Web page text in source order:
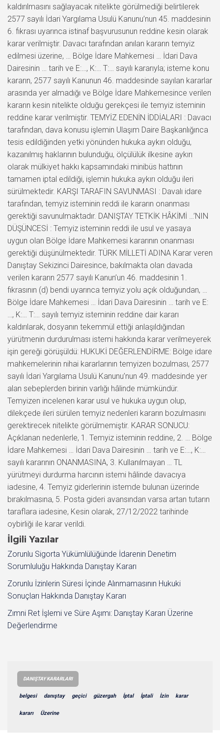
kaldırılmasını sağlayacak nitelikte görülmediği belirtilerek
2577 sayılı İdari Yargılama Usulü Kanunu’nun 45. maddesinin
6. fıkrası uyarınca istinaf başvurusunun reddine kesin olarak
karar verilmiştir. Davacı tarafından anılan kararın temyiz
edilmesi üzerine, … Bölge İdare Mahkemesi … İdari Dava
Dairesinin … tarih ve E:…, K:… T:… sayılı kararıyla; isteme konu
kararın, 2577 sayılı Kanunun 46. maddesinde sayılan kararlar
arasında yer almadığı ve Bölge İdare Mahkemesince verilen
kararın kesin nitelikte olduğu gerekçesi ile temyiz isteminin
reddine karar verilmiştir. TEMYİZ EDENİN İDDİALARI : Davacı
tarafından, dava konusu işlemin Ulaşım Daire Başkanlığınca
tesis edildiğinden yetki yönünden hukuka aykırı olduğu,
kazanılmış haklarının bulunduğu, ölçülülük ilkesine aykırı
olarak mülkiyet hakkı kapsamındaki minibüs hattının
tamamen iptal edildiği, işlemin hukuka aykırı olduğu ileri
sürülmektedir. KARŞI TARAFIN SAVUNMASI : Davalı idare
tarafından, temyiz isteminin reddi ile kararın onanması
gerektiği savunulmaktadır. DANIŞTAY TETKİK HÂKİMİ …’NIN
DÜŞÜNCESİ : Temyiz isteminin reddi ile usul ve yasaya
uygun olan Bölge İdare Mahkemesi kararının onanması
gerektiği düşünülmektedir. TÜRK MİLLETİ ADINA Karar veren
Danıştay Sekizinci Dairesince, bakılmakta olan davada
verilen kararın 2577 sayılı Kanun’un 46. maddesinin 1.
fıkrasının (d) bendi uyarınca temyiz yolu açık olduğundan, …
Bölge İdare Mahkemesi … İdari Dava Dairesinin … tarih ve E:
…, K:… T:… sayılı temyiz isteminin reddine dair kararı
kaldırılarak, dosyanın tekemmül ettiği anlaşıldığından
yürütmenin durdurulması istemi hakkında karar verilmeyerek
işin gereği görüşüldü: HUKUKİ DEĞERLENDİRME: Bölge idare
mahkemelerinin nihai kararlarının temyizen bozulması, 2577
sayılı İdari Yargılama Usulü Kanunu’nun 49. maddesinde yer
alan sebeplerden birinin varlığı hâlinde mümkündür.
Temyizen incelenen karar usul ve hukuka uygun olup,
dilekçede ileri sürülen temyiz nedenleri kararın bozulmasını
gerektirecek nitelikte görülmemiştir. KARAR SONUCU:
Açıklanan nedenlerle, 1. Temyiz isteminin reddine, 2. … Bölge
İdare Mahkemesi … İdari Dava Dairesinin … tarih ve E:…, K:…
sayılı kararının ONANMASINA, 3. Kullanılmayan … TL
yürütmeyi durdurma harcının istemi hâlinde davacıya
iadesine, 4. Temyiz giderlerinin istemde bulunan üzerinde
bırakılmasına, 5. Posta gideri avansından varsa artan tutarın
taraflara iadesine, Kesin olarak, 27/12/2022 tarihinde
oybirliği ile karar verildi.
İlgili Yazılar
Zorunlu Sigorta Yükümlülüğünde İdarenin Denetim
Sorumluluğu Hakkında Danıştay Kararı
Zorunlu İzinlerin Süresi İçinde Alınmamasının Hukuki
Sonuçları Hakkında Danıştay Kararı
Zımni Ret İşlemi ve Süre Aşımı: Danıştay Kararı Üzerine
Değerlendirme
DANIŞTAY KARARLARI
belgesi danıştay geçici güzergah İptal İptali İzin karar
kararı Üzerine